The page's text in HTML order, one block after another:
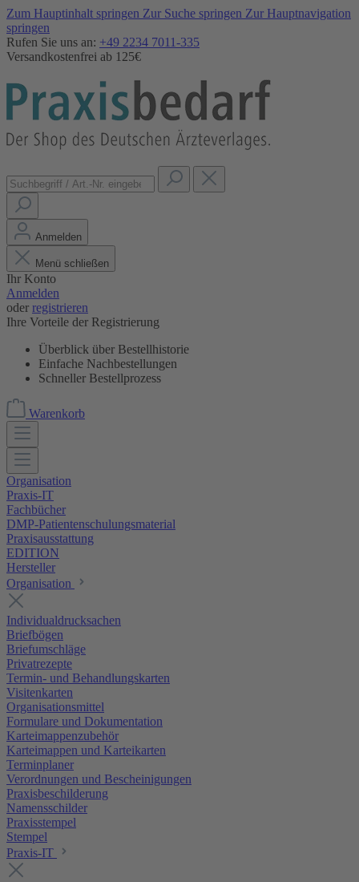
Zum Hauptinhalt springen Zur Suche springen Zur Hauptnavigation
springen
Rufen Sie uns an: +49 2234 7011-335
Versandkostenfrei ab 125€
Anmelden
Menü schließen
Ihr Konto
Anmelden
oder registrieren
Ihre Vorteile der Registrierung
Überblick über Bestellhistorie
Einfache Nachbestellungen
Schneller Bestellprozess
Warenkorb
Organisation
Praxis-IT
Fachbücher
DMP-Patientenschulungsmaterial
Praxisausstattung
EDITION
Hersteller
Organisation
Individualdrucksachen
Briefbögen
Briefumschläge
Privatrezepte
Termin- und Behandlungskarten
Visitenkarten
Organisationsmittel
Formulare und Dokumentation
Karteimappenzubehör
Karteimappen und Karteikarten
Terminplaner
Verordnungen und Bescheinigungen
Praxisbeschilderung
Namensschilder
Praxisstempel
Stempel
Praxis-IT